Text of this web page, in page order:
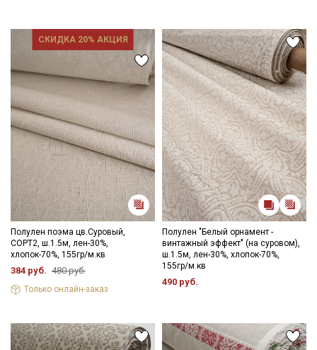
СКИДКА 20% АКЦИЯ
Полулен поэма цв.Суровый,
СОРТ2, ш.1.5м, лен-30%,
хлопок-70%, 155гр/м.кв
384 руб. 480 руб.
Только онлайн-заказ
Полулен "Белый орнамент -
винтажный эффект" (на суровом),
ш.1.5м, лен-30%, хлопок-70%,
155гр/м.кв
490 руб.